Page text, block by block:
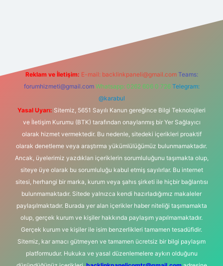
Reklam ve İletişim: E-mail: backlinkpaneli@gmail.com Teams:
forumhizmeti@gmail.com Whatsapp: 0262 606 0 726 Telegram:
@karabul
Yasal Uyarı: Sitemiz, 5651 Sayılı Kanun gereğince Bilgi Teknolojileri
ve İletişim Kurumu (BTK) tarafından onaylanmış bir Yer Sağlayıcı
olarak hizmet vermektedir. Bu nedenle, sitedeki içerikleri proaktif
olarak denetleme veya araştırma yükümlülüğümüz bulunmamaktadır.
Ancak, üyelerimiz yazdıkları içeriklerin sorumluluğunu taşımakta olup,
siteye üye olarak bu sorumluluğu kabul etmiş sayılırlar. Bu internet
sitesi, herhangi bir marka, kurum veya şahıs şirketi ile hiçbir bağlantısı
bulunmamaktadır. Sitede yalnızca kendi hazırladığımız makaleler
paylaşılmaktadır. Burada yer alan içerikler haber niteliği taşımamakta
olup, gerçek kurum ve kişiler hakkında paylaşım yapılmamaktadır.
Gerçek kurum ve kişiler ile isim benzerlikleri tamamen tesadüfidir.
Sitemiz, kar amacı gütmeyen ve tamamen ücretsiz bir bilgi paylaşım
platformudur. Hukuka ve yasal düzenlemelere aykırı olduğunu